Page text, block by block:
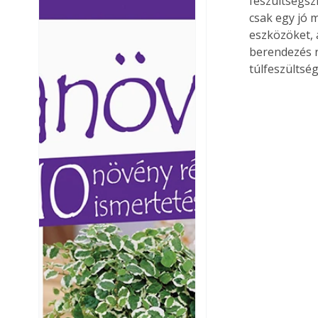
Ezermester
Laptapir kényelmes
mert: – t
csak egy jó
eszközöket,
berendezés